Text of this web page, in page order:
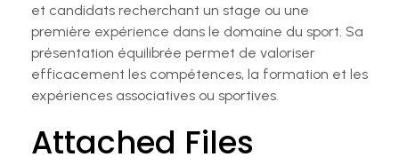
et candidats recherchant un stage ou une
première expérience dans le domaine du sport. Sa
présentation équilibrée permet de valoriser
efficacement les compétences, la formation et les
expériences associatives ou sportives.
Attached Files